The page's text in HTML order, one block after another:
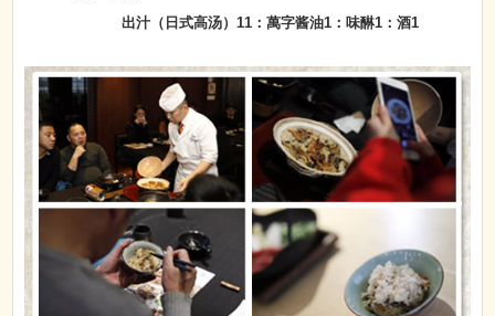
出汁（日式高汤）11：萬字酱油1：味醂1：酒1